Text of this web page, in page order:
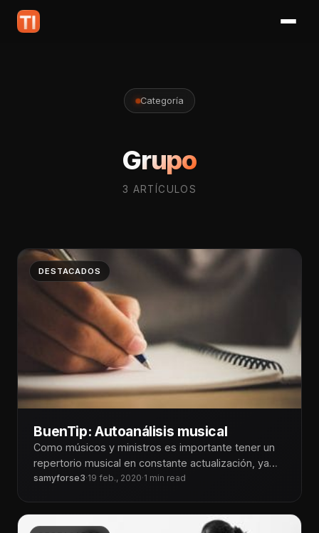
Categoría
Grupo
3 ARTÍCULOS
DESTACADOS
BuenTip: Autoanálisis musical
Como músicos y ministros es importante tener un
repertorio musical en constante actualización, ya
que muchas veces nos limitamos a
samyforse3·19 feb., 2020·1 min read